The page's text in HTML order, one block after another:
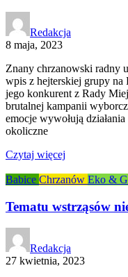
Redakcja
8 maja, 2023
Znany chrzanowski radny
wpis z hejterskiej grupy na
jego konkurent z Rady
brutalnej kampanii
emocje wywołują
okoliczne
Czytaj więcej
Babice Chrzanów Eko &
Tematu wstrząsów
Redakcja
27 kwietnia, 2023